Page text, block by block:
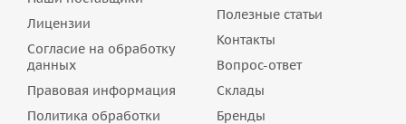
Лицензии
Согласие на обработку
данных
Правовая информация
Политика обработки
Полезные статьи
Контакты
Вопрос-ответ
Склады
Бренды